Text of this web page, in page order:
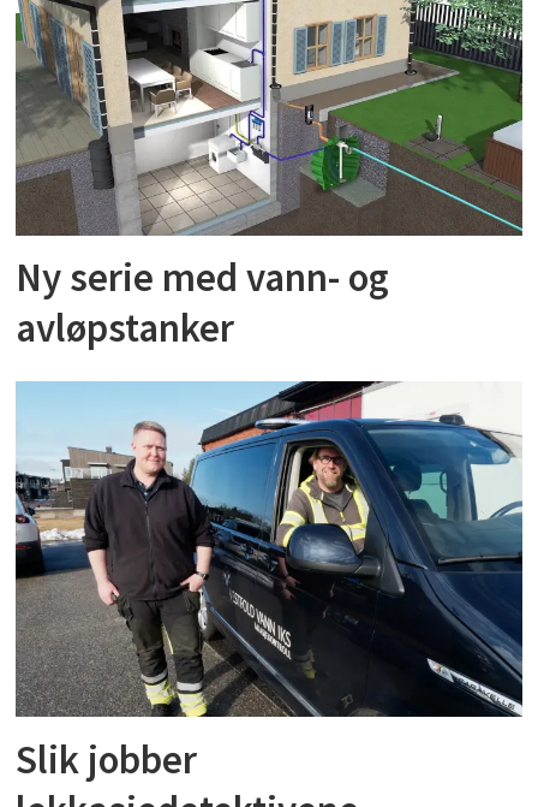
Ny serie med vann- og
avløpstanker
Slik jobber